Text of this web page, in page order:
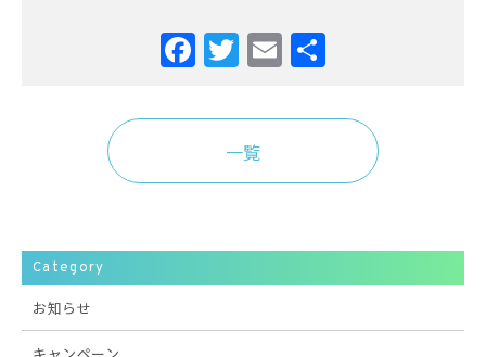
Facebook
Twitter
Email
一覧
Category
お知らせ
キャンペーン